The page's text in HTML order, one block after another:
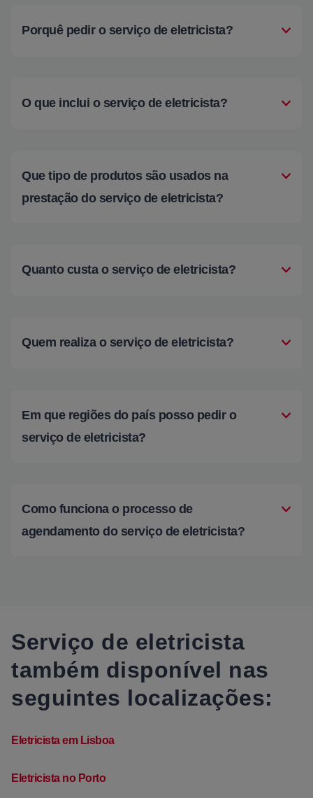
Porquê pedir o serviço de eletricista?
O que inclui o serviço de eletricista?
Que tipo de produtos são usados na
prestação do serviço de eletricista?
Quanto custa o serviço de eletricista?
Quem realiza o serviço de eletricista?
Em que regiões do país posso pedir o
serviço de eletricista?
Como funciona o processo de
agendamento do serviço de eletricista?
Serviço de eletricista
também disponível nas
seguintes localizações:
Eletricista em Lisboa
Eletricista no Porto